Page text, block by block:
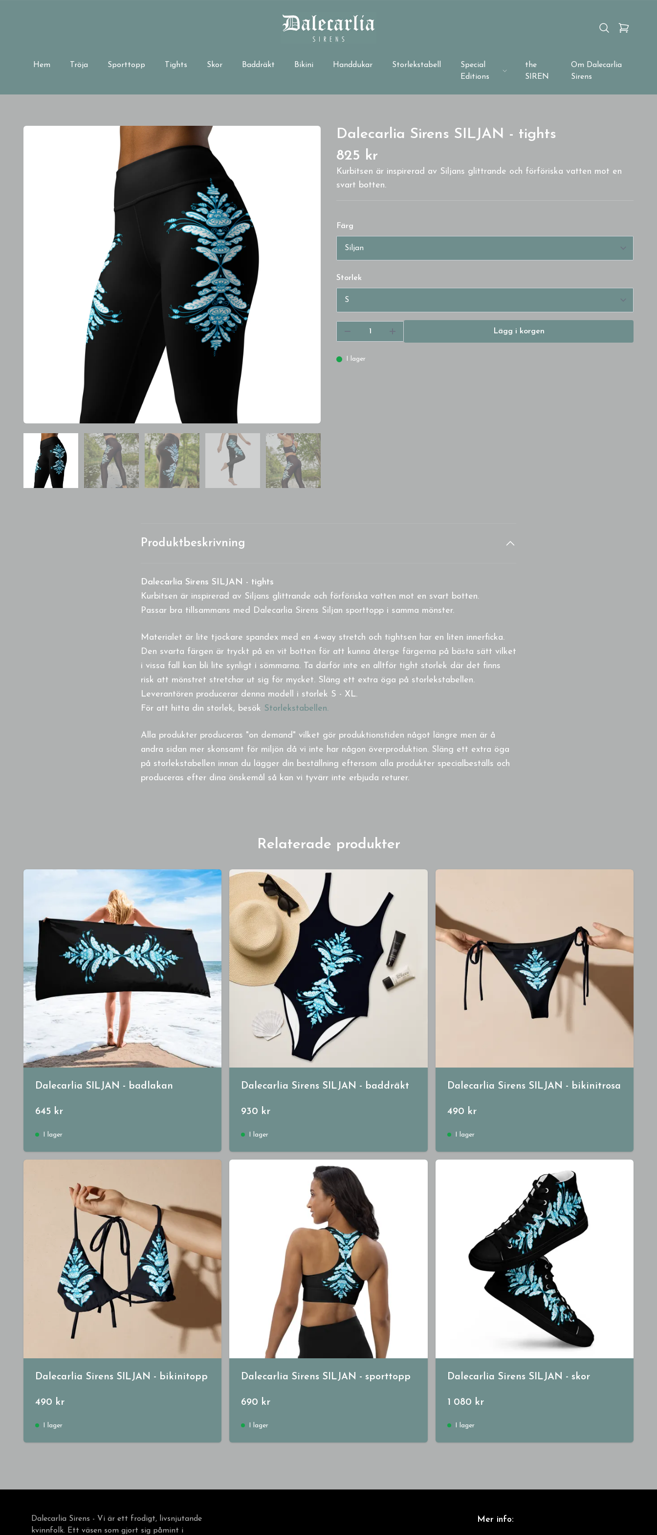
Hem Tröja Sporttopp Tights Skor Baddräkt Bikini Handdukar Storlekstabell
Special
Editions
the
SIREN
Om Dalecarlia
Sirens
Dalecarlia Sirens SILJAN - tights
825 kr
Kurbitsen är inspirerad av Siljans glittrande och förföriska vatten mot en
svart botten.
Färg
Storlek
Lägg i korgen
I lager
Produktbeskrivning
Dalecarlia Sirens SILJAN - tights
Kurbitsen är inspirerad av Siljans glittrande och förföriska vatten mot en svart botten.
Passar bra tillsammans med Dalecarlia Sirens Siljan sporttopp i samma mönster.
Materialet är lite tjockare spandex med en 4-way stretch och tightsen har en liten innerficka.
Den svarta färgen är tryckt på en vit botten för att kunna återge färgerna på bästa sätt vilket
i vissa fall kan bli lite synligt i sömmarna. Ta därför inte en alltför tight storlek där det finns
risk att mönstret stretchar ut sig för mycket. Släng ett extra öga på storlekstabellen.
Leverantören producerar denna modell i storlek S - XL.
För att hitta din storlek, besök Storlekstabellen.
Alla produkter produceras "on demand" vilket gör produktionstiden något längre men är å
andra sidan mer skonsamt för miljön då vi inte har någon överproduktion. Släng ett extra öga
på storlekstabellen innan du lägger din beställning eftersom alla produkter specialbeställs och
produceras efter dina önskemål så kan vi tyvärr inte erbjuda returer.
Relaterade produkter
Dalecarlia SILJAN - badlakan
645 kr
I lager
Dalecarlia Sirens SILJAN - baddräkt
930 kr
I lager
Dalecarlia Sirens SILJAN - bikinitrosa
490 kr
I lager
Dalecarlia Sirens SILJAN - bikinitopp
490 kr
I lager
Dalecarlia Sirens SILJAN - sporttopp
690 kr
I lager
Dalecarlia Sirens SILJAN - skor
1 080 kr
I lager
Dalecarlia Sirens - Vi är ett frodigt, livsnjutande
kvinnfolk. Ett väsen som gjort sig påmint i
Mer info: